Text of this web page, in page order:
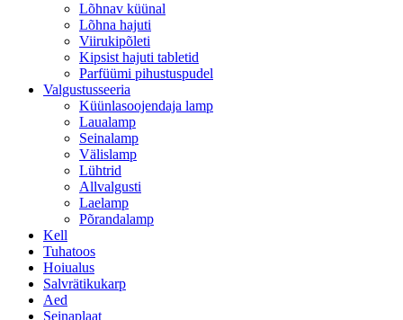
Lõhnav küünal
Lõhna hajuti
Viirukipõleti
Kipsist hajuti tabletid
Parfüümi pihustuspudel
Valgustusseeria
Küünlasoojendaja lamp
Laualamp
Seinalamp
Välislamp
Lühtrid
Allvalgusti
Laelamp
Põrandalamp
Kell
Tuhatoos
Hoiualus
Salvrätikukarp
Aed
Seinaplaat